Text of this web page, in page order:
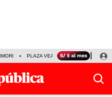
PLAZA VEA FERIADOS